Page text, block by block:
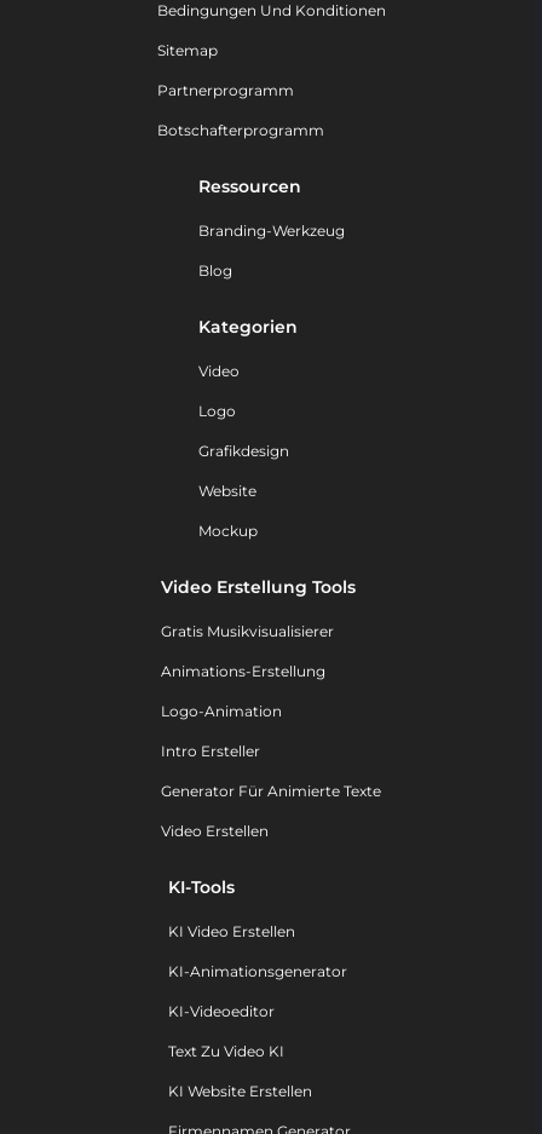
Bedingungen Und Konditionen
Sitemap
Partnerprogramm
Botschafterprogramm
Ressourcen
Branding-Werkzeug
Blog
Kategorien
Video
Logo
Grafikdesign
Website
Mockup
Video Erstellung Tools
Gratis Musikvisualisierer
Animations-Erstellung
Logo-Animation
Intro Ersteller
Generator Für Animierte Texte
Video Erstellen
KI-Tools
KI Video Erstellen
KI-Animationsgenerator
KI-Videoeditor
Text Zu Video KI
KI Website Erstellen